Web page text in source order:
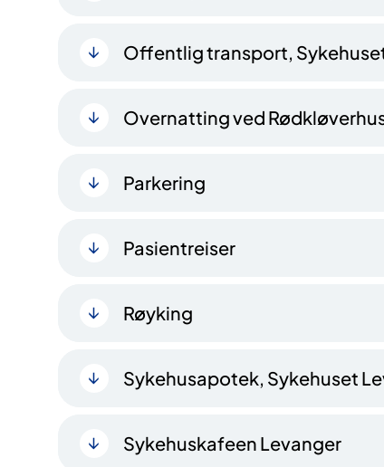
Offentlig transport,
Overnatting ved
Parkering
Pasientreiser
Røyking
Sykehusapotek, Sykehuset
Sykehuskafeen Levanger